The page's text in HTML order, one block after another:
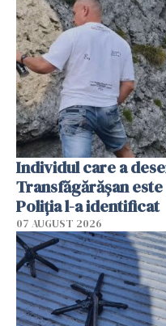
Individul care a
Transfăgărășan
Poliția l-a identificat
07 AUGUST 2026